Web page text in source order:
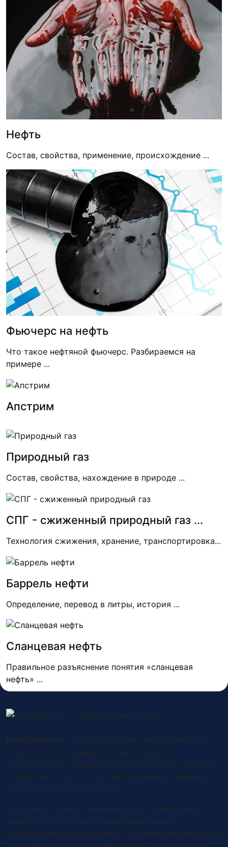
Нефть
Состав, свойства, применение, происхождение ...
Фьючерс на нефть
Что такое нефтяной фьючерс. Разбираемся на
примере ...
Апстрим
Природный газ
Состав, свойства, нахождение в природе ...
СПГ - сжиженный природный газ ...
Технология сжижения, хранение, транспортировка...
Баррель нефти
Определение, перевод в литры, история ...
Сланцевая нефть
Правильное разъяснение понятия «сланцевая
нефть» ...